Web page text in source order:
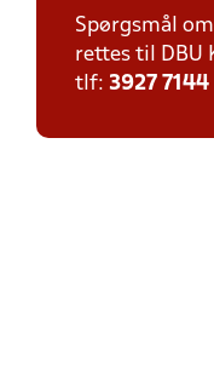
Spørgsmål
rettes til DBU
tlf: 3927 7144